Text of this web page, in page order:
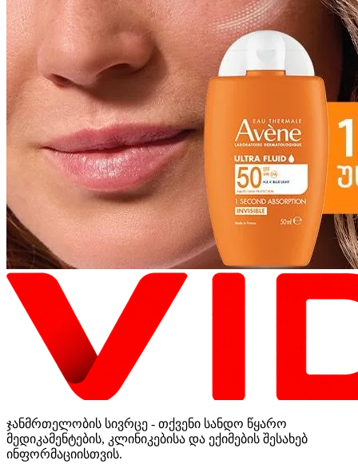
ჯანმრთელობის სივრცე - თქვენი სანდო წყარო
მედიკამენტების, კლინიკებისა და ექიმების შესახებ
ინფორმაციისთვის.